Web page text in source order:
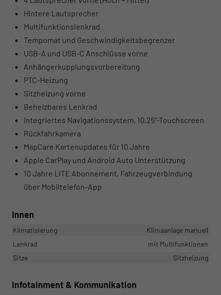
Hintere Lautsprecher
Multifunktionslenkrad
Tempomat und Geschwindigkeitsbegrenzer
USB-A und USB-C Anschlüsse vorne
Anhängerkupplungsvorbereitung
PTC-Heizung
Sitzheizung vorne
Beheizbares Lenkrad
Integriertes Navigationssystem, 10,25“-Touchscreen
Rückfahrkamera
MapCare Kartenupdates für 10 Jahre
Apple CarPlay und Android Auto Unterstützung
10 Jahre LITE Abonnement, Fahrzeugverbindung
über Mobiltelefon-App
Innen
Klimatisierung
Klimaanlage manuell
Lenkrad
mit Multifunktionen
Sitze
Sitzheizung
Infotainment & Kommunikation